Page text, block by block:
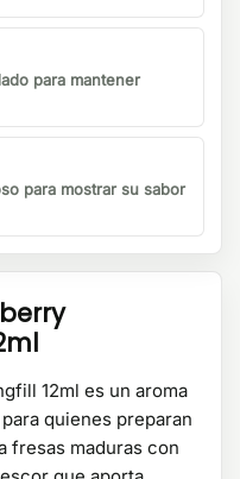
para mantener
para mostrar su sabor
12ml es un aroma
quienes preparan
fresas maduras con